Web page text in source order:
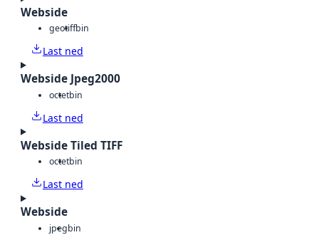
Webside
geotiffbin
Last ned
Webside Jpeg2000
octetbin
Last ned
Webside Tiled TIFF
octetbin
Last ned
Webside
jpegbin